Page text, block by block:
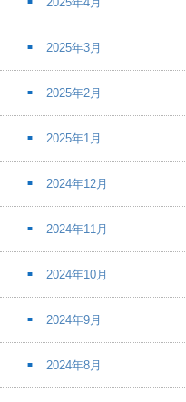
2025年3月
2025年2月
2025年1月
2024年12月
2024年11月
2024年10月
2024年9月
2024年8月